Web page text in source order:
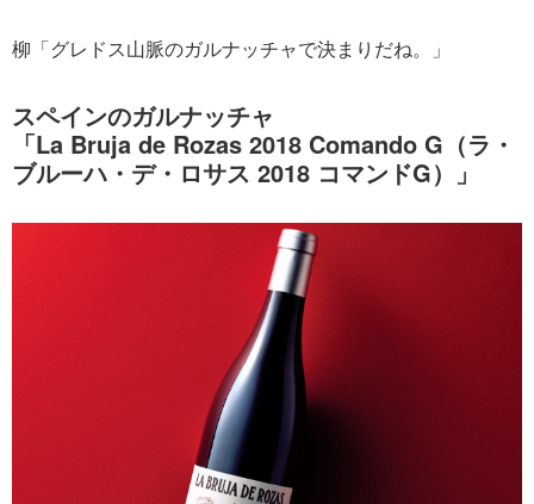
柳「グレドス山脈のガルナッチャで決まりだね。」
スペインのガルナッチャ
「La Bruja de Rozas 2018 Comando G（ラ・
ブルーハ・デ・ロサス 2018 コマンドG）」